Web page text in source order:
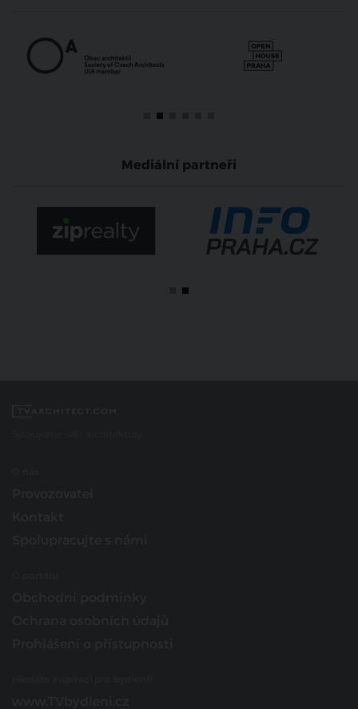
Mediální partneři